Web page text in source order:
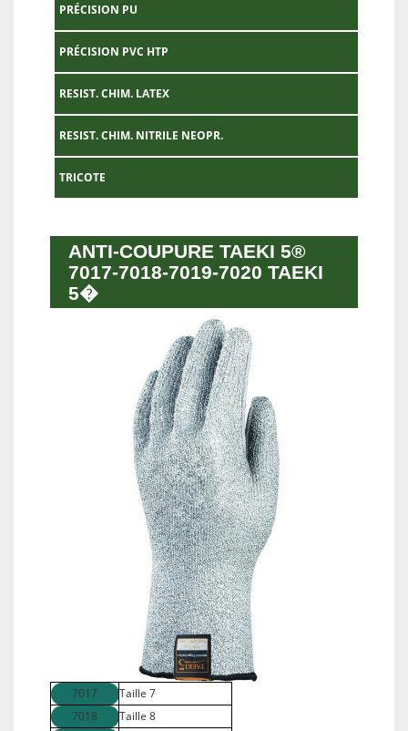
PRÉCISION PU
PRÉCISION PVC HTP
RESIST. CHIM. LATEX
RESIST. CHIM. NITRILE NEOPR.
TRICOTE
ANTI-COUPURE TAEKI 5®
7017-7018-7019-7020 TAEKI
5�
7017
Taille 7
7018
Taille 8